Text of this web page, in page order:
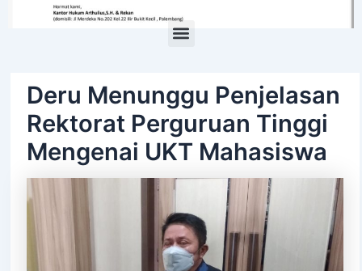
Deru Menunggu Penjelasan
Rektorat Perguruan Tinggi
Mengenai UKT Mahasiswa